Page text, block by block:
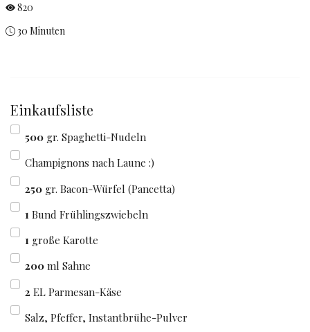
820
30 Minuten
Einkaufsliste
500 gr. Spaghetti-Nudeln
Champignons nach Laune :)
250 gr. Bacon-Würfel (Pancetta)
1 Bund Frühlingszwiebeln
1 große Karotte
200 ml Sahne
2 EL Parmesan-Käse
Salz, Pfeffer, Instantbrühe-Pulver